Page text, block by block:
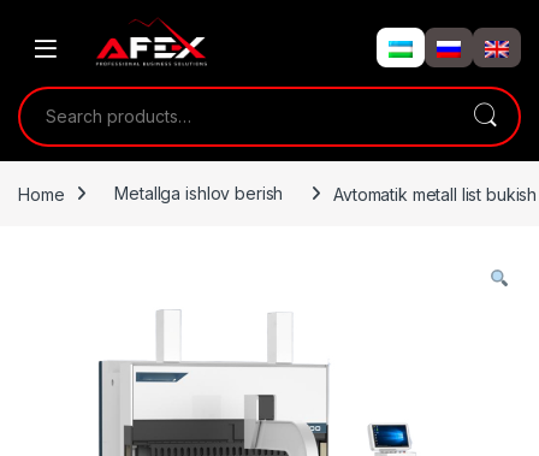
Search for:
Home Metallga ishlov berish Avtomatik metall list